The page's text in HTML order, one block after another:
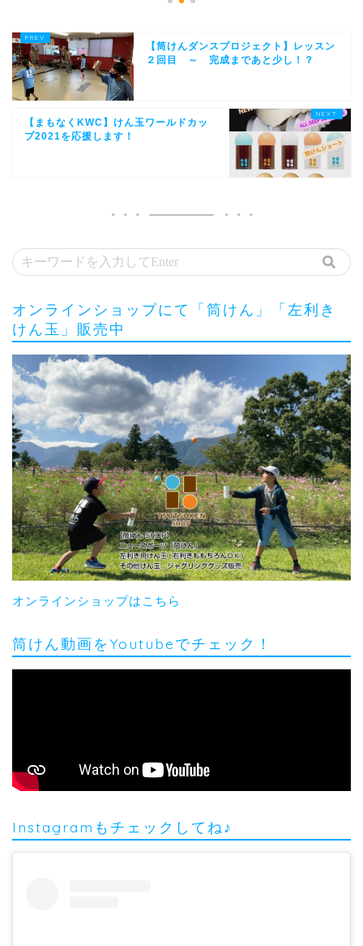
【筒けんダンスプロジェクト】レッスン
２回目 ～ 完成まであと少し！？
【まもなくKWC】けん玉ワールドカッ
プ2021を応援します！
オンラインショップにて「筒けん」「左利き
けん玉」販売中
オンラインショップはこちら
筒けん動画をYoutubeでチェック！
Instagramもチェックしてね♪